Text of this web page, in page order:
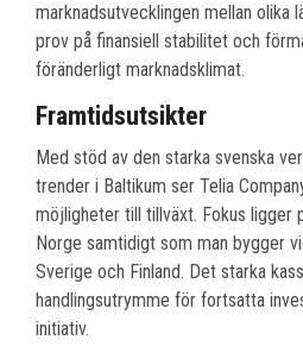
marknadsutvecklingen mellan olika
prov på finansiell stabilitet och
föränderligt marknadsklimat.
Framtidsutsikter
Med stöd av den starka svenska
trender i Baltikum ser Telia
möjligheter till tillväxt. Fokus ligger
Norge samtidigt som man bygger
Sverige och Finland. Det starka
handlingsutrymme för fortsatta
initiativ.